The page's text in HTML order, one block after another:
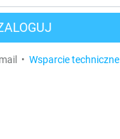
• Wsparcie techniczne